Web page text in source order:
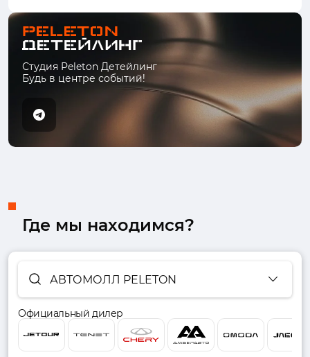
Студия Peleton Детейлинг
Будь в центре событий!
Где мы находимся?
АВТОМОЛЛ PELETON
Официальный дилер